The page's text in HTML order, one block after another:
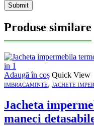
Produse similare
Adaugă în coș Quick View
IMBRACAMINTE, JACHETE
Jacheta
maneci